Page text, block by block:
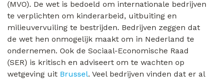
(MVO). De wet is bedoeld om internationale bedrijven
te verplichten om kinderarbeid, uitbuiting en
milieuvervuiling te bestrijden. Bedrijven zeggen dat
de wet hen onmogelijk maakt om in Nederland te
ondernemen. Ook de Sociaal-Economische Raad
(SER) is kritisch en adviseert om te wachten op
wetgeving uit Brussel. Veel bedrijven vinden dat er al